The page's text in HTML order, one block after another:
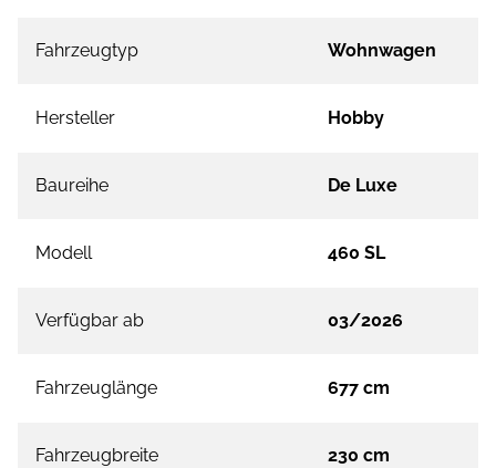
Fahrzeugtyp Wohnwagen
Hersteller Hobby
Baureihe De Luxe
Modell 460 SL
Verfügbar ab 03/2026
Fahrzeuglänge 677 cm
Fahrzeugbreite 230 cm